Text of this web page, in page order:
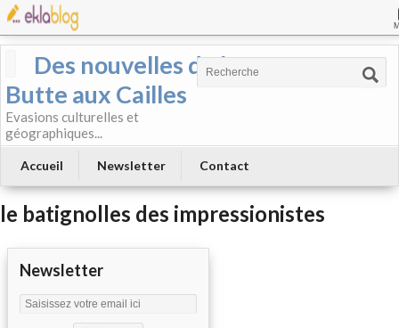
Des nouvelles de la
Butte aux Cailles
Evasions culturelles et
géographiques...
Accueil Newsletter Contact
le batignolles des impressionistes
Newsletter